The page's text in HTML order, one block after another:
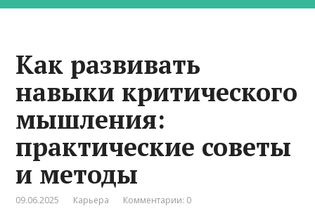
Как развивать
навыки критического
мышления:
практические советы
и методы
09.06.2025 Карьера Комментарии: 0